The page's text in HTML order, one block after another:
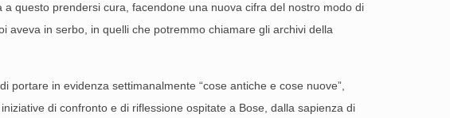
questo prendersi cura, facendone una nuova cifra del nostro modo di
aveva in serbo, in quelli che potremmo chiamare gli archivi della
portare in evidenza settimanalmente “cose antiche e cose nuove”,
di confronto e di riflessione ospitate a Bose, dalla sapienza di